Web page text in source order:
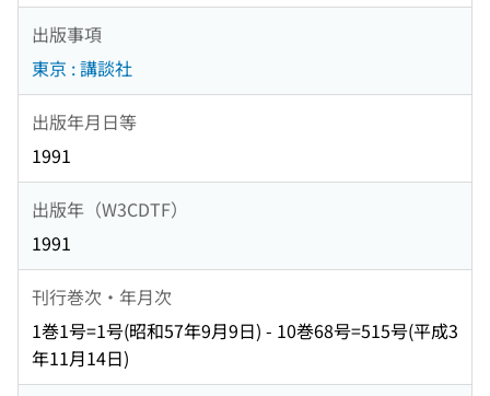
出版事項
東京 : 講談社
出版年月日等
1991
出版年（W3CDTF）
1991
刊行巻次・年月次
1巻1号=1号(昭和57年9月9日) - 10巻68号=515号(平成3
年11月14日)